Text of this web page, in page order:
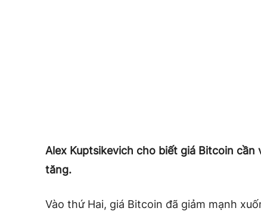
Alex Kuptsikevich cho biết giá Bitcoin
tăng.
Vào thứ Hai, giá Bitcoin đã giảm mạnh